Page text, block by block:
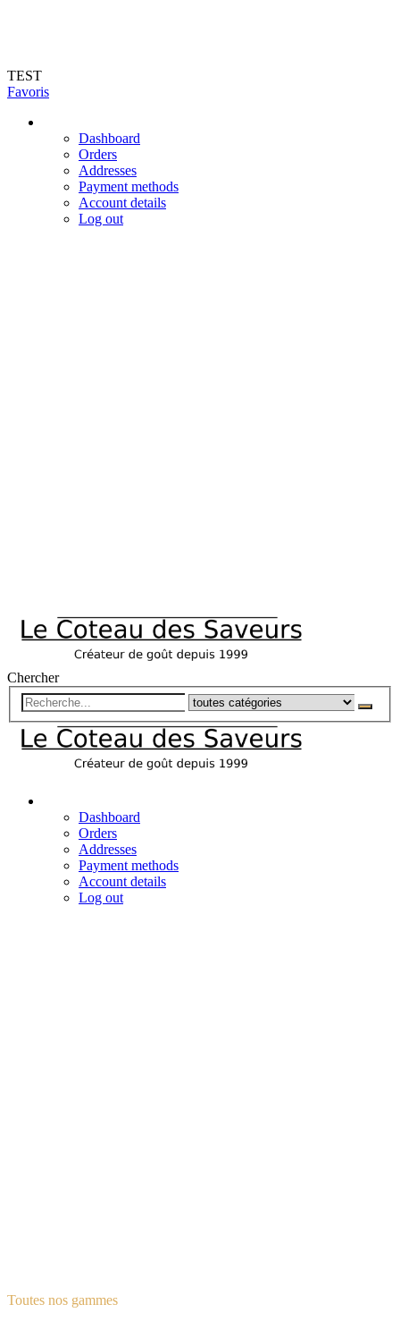
TEST
Favoris
Dashboard
Orders
Addresses
Payment methods
Account details
Log out
Chercher
Dashboard
Orders
Addresses
Payment methods
Account details
Log out
Toutes nos gammes